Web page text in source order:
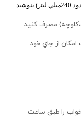
مصرف كنيد.
از جاي خود
را طبق ساعت